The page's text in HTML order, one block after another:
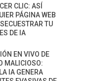
MANIPULAN GITHUB
COPILOT DENTRO DE VS
CLIC: ASÍ
PÁGINA WEB
TU
DE IA
EN VIVO DE
MALICIOSO:
IA GENERA